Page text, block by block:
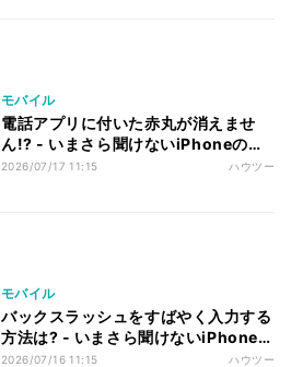
モバイル
電話アプリに付いた赤丸が消えませ
ん!? - いまさら聞けないiPhoneのな
ぜ
2026/07/17 11:15 ハウツー
モバイル
バックスラッシュをすばやく入力する
方法は? - いまさら聞けないiPhoneの
なぜ
2026/07/16 11:15 ハウツー